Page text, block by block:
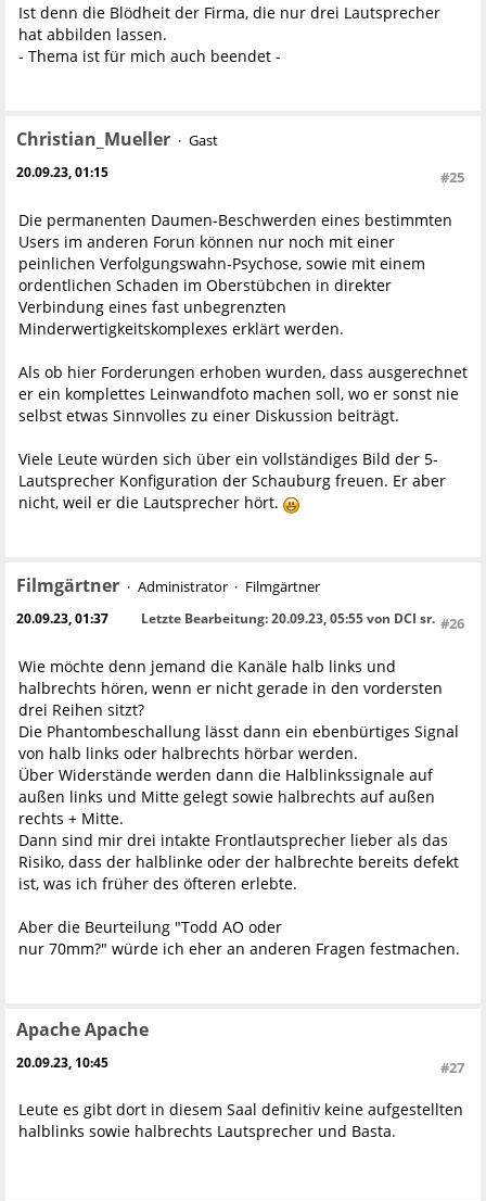
Ist denn die Blödheit der Firma, die nur drei Lautsprecher
hat abbilden lassen.
- Thema ist für mich auch beendet -
Christian_Mueller Gast
20.09.23, 01:15 #25
Die permanenten Daumen-Beschwerden eines bestimmten
Users im anderen Forun können nur noch mit einer
peinlichen Verfolgungswahn-Psychose, sowie mit einem
ordentlichen Schaden im Oberstübchen in direkter
Verbindung eines fast unbegrenzten
Minderwertigkeitskomplexes erklärt werden.
Als ob hier Forderungen erhoben wurden, dass ausgerechnet
er ein komplettes Leinwandfoto machen soll, wo er sonst nie
selbst etwas Sinnvolles zu einer Diskussion beiträgt.
Viele Leute würden sich über ein vollständiges Bild der 5-
Lautsprecher Konfiguration der Schauburg freuen. Er aber
nicht, weil er die Lautsprecher hört.
Filmgärtner Administrator Filmgärtner
20.09.23, 01:37 #26
Letzte Bearbeitung: 20.09.23, 05:55 von DCI sr.
Wie möchte denn jemand die Kanäle halb links und
halbrechts hören, wenn er nicht gerade in den vordersten
drei Reihen sitzt?
Die Phantombeschallung lässt dann ein ebenbürtiges Signal
von halb links oder halbrechts hörbar werden.
Über Widerstände werden dann die Halblinkssignale auf
außen links und Mitte gelegt sowie halbrechts auf außen
rechts + Mitte.
Dann sind mir drei intakte Frontlautsprecher lieber als das
Risiko, dass der halblinke oder der halbrechte bereits defekt
ist, was ich früher des öfteren erlebte.
Aber die Beurteilung "Todd AO oder
nur 70mm?" würde ich eher an anderen Fragen festmachen.
Apache Apache
20.09.23, 10:45 #27
Leute es gibt dort in diesem Saal definitiv keine aufgestellten
halblinks sowie halbrechts Lautsprecher und Basta.